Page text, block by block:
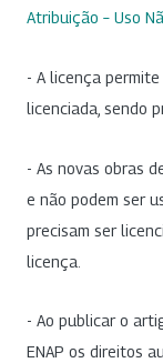
Atribuição – Uso
- A licença
licenciada, sendo
- As novas obras
e não podem ser
precisam ser
licença.
- Ao publicar o
ENAP os direitos